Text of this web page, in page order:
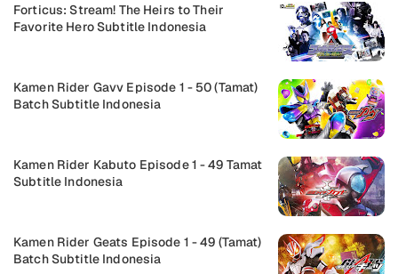
Forticus: Stream! The Heirs to Their
Favorite Hero Subtitle Indonesia
Kamen Rider Gavv Episode 1 - 50 (Tamat)
Batch Subtitle Indonesia
Kamen Rider Kabuto Episode 1 - 49 Tamat
Subtitle Indonesia
Kamen Rider Geats Episode 1 - 49 (Tamat)
Batch Subtitle Indonesia